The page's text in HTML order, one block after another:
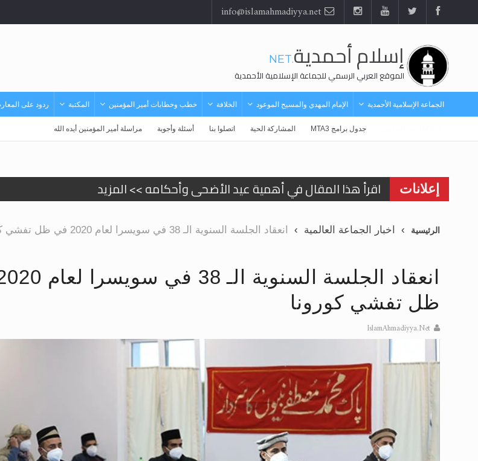
إسلام أحمدية.NET
الموقع العربي الرسمي للجماعة الإسلامية الأحمدية
الجماعة الإسلامية الأحمدية الإمام المهدي والمسيح الموعود الخلافة خطب وخطابات أمير المؤمنين المكتبة ردود على
جدول برامج MTA3 المشاركة الحية اتصلوا بنا أسئلة وأجوبة مراسلة أمير المؤمنين أيده الله
إعلانات
اقرأ هذا المقال في أهمية عيد الأضحى وأحكامه >> المزيد
تعميم هامّ لأفراد الجماعة >> المزيد
تعميم هامّ لأفراد الجماعة >> المزيد
إعلان هامّ بخصوص الرسائل المرسلة إلى حضرة امير المؤمنين أيده الله والمكتب
للانتقال إلى كافة الردود على القمص زكريا يطرس وأعداء الإسلام اضغط هنا >>
اقرأ هذا الكتاب وتعرّف على حقيقة الإسراء والمعراج >> المزيد
عرض مصوَّر لأقوال المستشرقين في خاتم النبيين صلى الله عليه وسلم >> المزيد
الحجّ.. دلالات، حِكم، وأهداف >> المزيد
الرئيسية اخبار الجماعة العالمية انعقاد الجلسة السنوية الـ 38 في سويسرا لعام 2020 في ظل تفشي كورونا
ظل تفشي كورونا
IslamAhmadiyya.Net